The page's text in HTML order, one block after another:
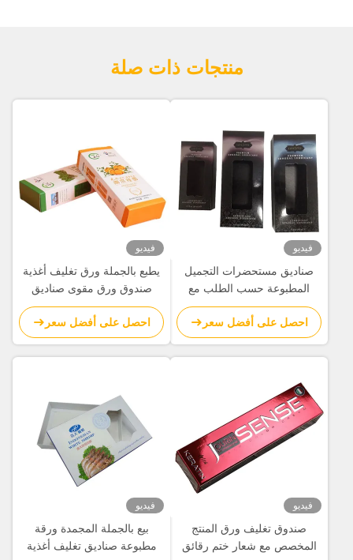
منتجات ذات صلة
فيديو
صناديق مستحضرات التجميل
المطبوعة حسب الطلب مع
نافذة | تغليف ورقي فاخر مع
شعار رقائق معدنية ساخنة
لمنتجات التجميل والعناية
بالبشرة
احصل على أفضل سعر
فيديو
يطبع بالجملة ورق تغليف أغذية
صندوق ورق مقوى صناديق
طعام مزود
احصل على أفضل سعر
فيديو
صندوق تغليف ورق المنتج
المخصص مع شعار ختم رقائق
فيديو
بيع بالجملة المجمدة ورقة
مطبوعة صناديق تغليف أغذية